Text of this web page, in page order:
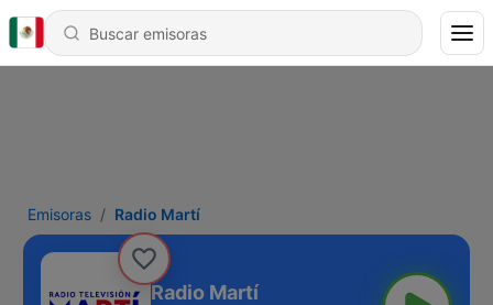
Emisoras Radio Martí
Radio Martí